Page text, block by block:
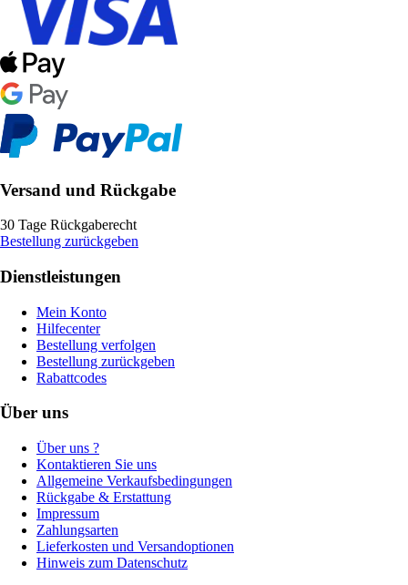
Versand und Rückgabe
30 Tage Rückgaberecht
Bestellung zurückgeben
Dienstleistungen
Mein Konto
Hilfecenter
Bestellung verfolgen
Bestellung zurückgeben
Rabattcodes
Über uns
Über uns ?
Kontaktieren Sie uns
Allgemeine Verkaufsbedingungen
Rückgabe & Erstattung
Impressum
Zahlungsarten
Lieferkosten und Versandoptionen
Hinweis zum Datenschutz